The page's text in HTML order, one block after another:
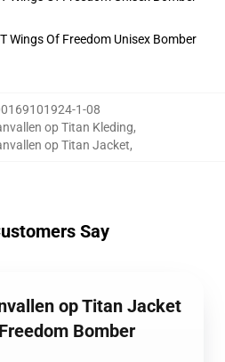
1-08
op Titan Kleding,
op Titan Jacket,
Say
op Titan Jacket
Bomber